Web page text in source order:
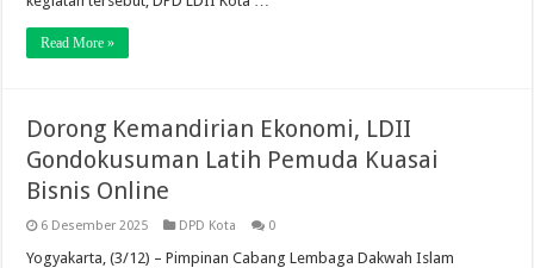
Read More »
Dorong Kemandirian Ekonomi, LDII
Gondokusuman Latih Pemuda Kuasai
Bisnis Online
6 Desember 2025 DPD Kota 0
Yogyakarta, (3/12) – Pimpinan Cabang Lembaga Dakwah Islam